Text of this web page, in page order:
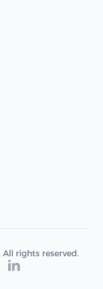
All rights reserved.